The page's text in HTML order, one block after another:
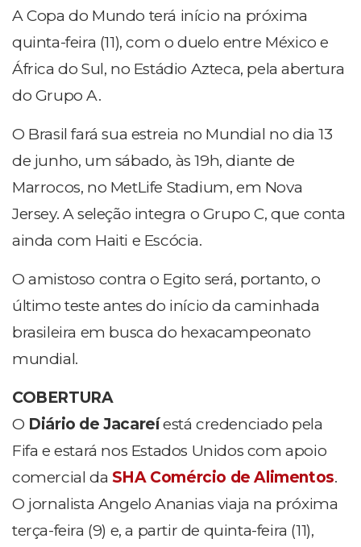
A Copa do Mundo terá início na próxima
quinta-feira (11), com o duelo entre México e
África do Sul, no Estádio Azteca, pela abertura
do Grupo A.
O Brasil fará sua estreia no Mundial no dia 13
de junho, um sábado, às 19h, diante de
Marrocos, no MetLife Stadium, em Nova
Jersey. A seleção integra o Grupo C, que conta
ainda com Haiti e Escócia.
O amistoso contra o Egito será, portanto, o
último teste antes do início da caminhada
brasileira em busca do hexacampeonato
mundial.
COBERTURA
O Diário de Jacareíestá credenciado pela
Fifa e estará nos Estados Unidos com apoio
comercial da SHA Comércio de Alimentos.
O jornalista Angelo Ananias viaja na próxima
terça-feira (9) e, a partir de quinta-feira (11),